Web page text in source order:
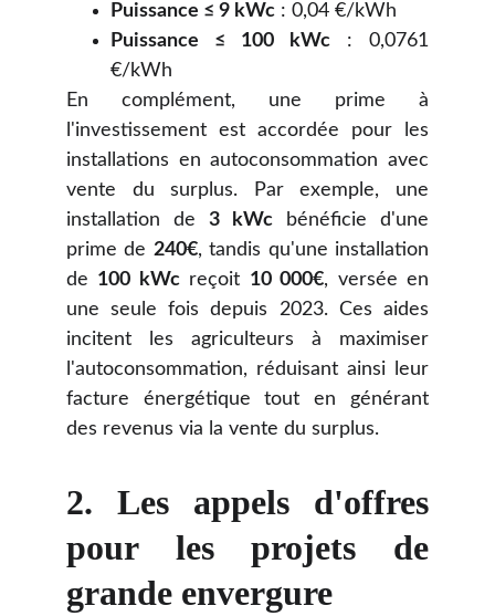
Puissance ≤ 9 kWc : 0,04 €/kWh
Puissance ≤ 100 kWc: 0,0761
€/kWh
En complément, une prime à
l'investissement est accordée pour les
installations en autoconsommation avec
vente du surplus. Par exemple, une
installation de 3 kWcbénéficie d'une
prime de 240€, tandis qu'une installation
de 100 kWcreçoit 10 000€, versée en
une seule fois depuis 2023. Ces aides
incitent les agriculteurs à maximiser
l'autoconsommation, réduisant ainsi leur
facture énergétique tout en générant
des revenus via la vente du surplus.
2. Les appels d'offres
pour les projets de
grande envergure